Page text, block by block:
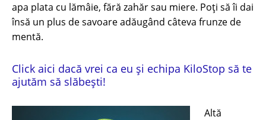
apa plata cu lămâie, fără zahăr sau miere. Poți să îi dai
însă un plus de savoare adăugând câteva frunze de
mentă.
Click aici dacă vrei ca eu și echipa KiloStop să te
ajutăm să slăbești!
Altă